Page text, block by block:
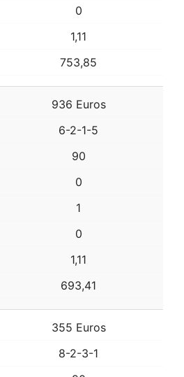
0
1,11
753,85
936 Euros
6-2-1-5
90
0
1
0
1,11
693,41
355 Euros
8-2-3-1